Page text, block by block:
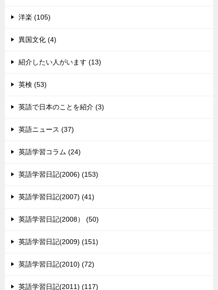
洋楽 (105)
異国文化 (4)
紹介したい人がいます (13)
英検 (53)
英語で日本のことを紹介 (3)
英語ニュース (37)
英語学習コラム (24)
英語学習日記(2006) (153)
英語学習日記(2007) (41)
英語学習日記(2008） (50)
英語学習日記(2009) (151)
英語学習日記(2010) (72)
英語学習日記(2011) (117)